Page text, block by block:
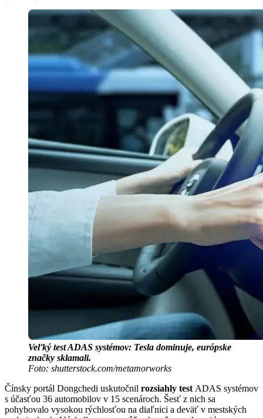
Veľký test ADAS systémov: Tesla dominuje, európske
značky sklamali.
Foto: shutterstock.com/metamorworks
Čínsky portál Dongchedi uskutočnil rozsiahly test ADAS systémov
s účasťou 36 automobilov v 15 scenároch. Šesť z nich sa
pohybovalo vysokou rýchlosťou na diaľnici a deväť v mestských